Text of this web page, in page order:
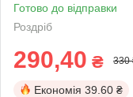
Готово до відправки
Роздріб
290,40 ₴ 330
Економія 39.60 ₴